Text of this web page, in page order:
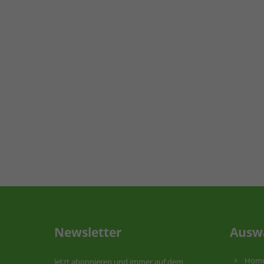
Newsletter
Jetzt abonnieren und immer auf dem